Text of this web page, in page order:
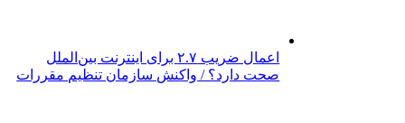
اعمال ضریب ۲.۷ برای اینترنت بین‌الملل
صحت دارد؟ / واکنش سازمان تنظیم مقررات